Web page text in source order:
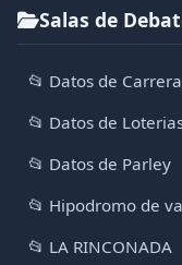
Salas de
📂 Datos de
📂 Datos de
📂 Datos de Parley
📂 Hipodromo de
📂 LA RINCONADA